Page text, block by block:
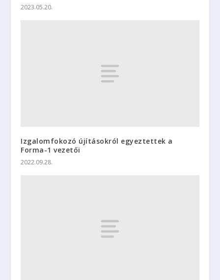
2023.05.20.
Izgalomfokozó újításokról egyeztettek a
Forma-1 vezetői
2022.09.28.